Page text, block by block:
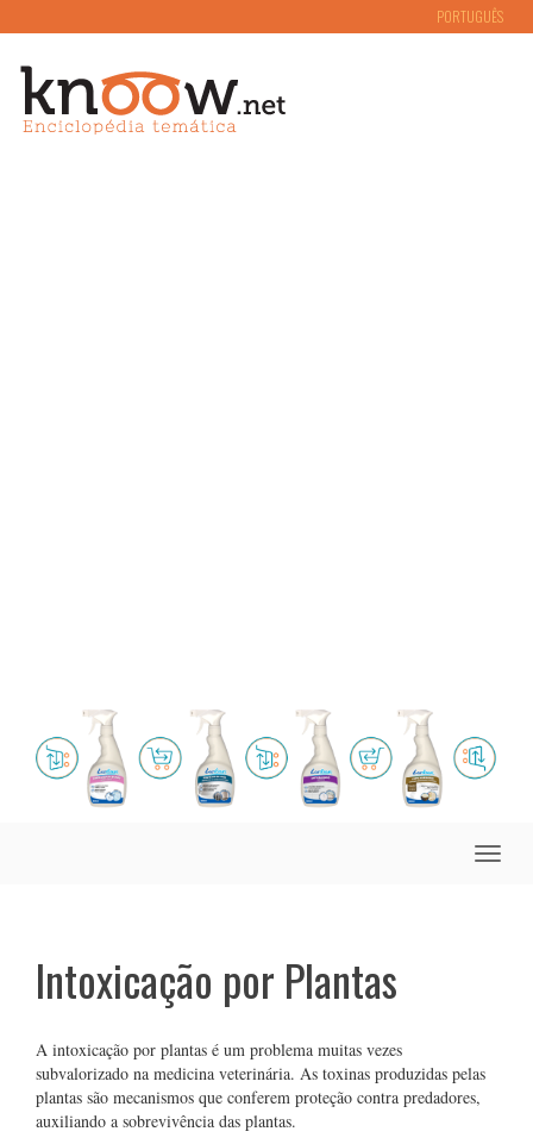
PORTUGUÊS
Toggle
Intoxicação por Plantas
A intoxicação por plantas é um problema muitas vezes
subvalorizado na medicina veterinária. As toxinas produzidas pelas
plantas são mecanismos que conferem proteção contra predadores,
auxiliando a sobrevivência das plantas.